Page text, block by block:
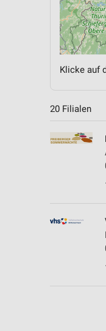
Klicke auf
20 Filialen